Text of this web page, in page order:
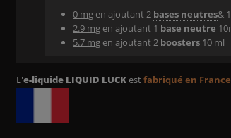
0 mg en ajoutant 2 bases neutres&
2.9 mg en ajoutant 1 base neutre
5.7 mg en ajoutant 2 boosters 10 ml
L'e-liquide LIQUID LUCKestfabriqué en France